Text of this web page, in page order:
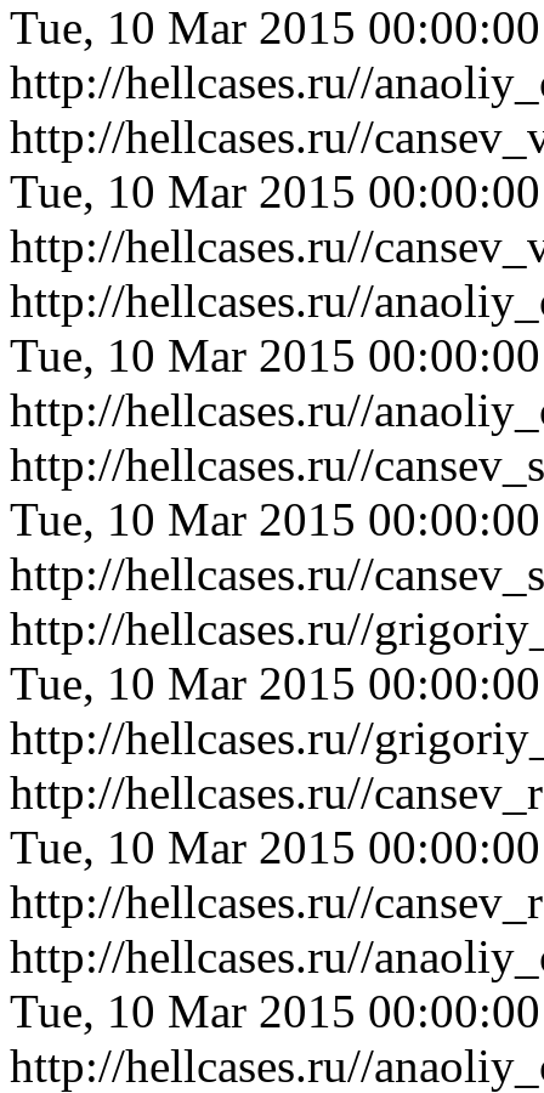
Tue, 10 Mar 2015
http://hellcases.ru//
http://hellcases.ru//
Tue, 10 Mar 2015
http://hellcases.ru//
http://hellcases.ru//
Tue, 10 Mar 2015
http://hellcases.ru//
http://hellcases.ru//
Tue, 10 Mar 2015
http://hellcases.ru//
http://hellcases.ru//
Tue, 10 Mar 2015
http://hellcases.ru//
http://hellcases.ru//
Tue, 10 Mar 2015
http://hellcases.ru//
http://hellcases.ru//
Tue, 10 Mar 2015
http://hellcases.ru//